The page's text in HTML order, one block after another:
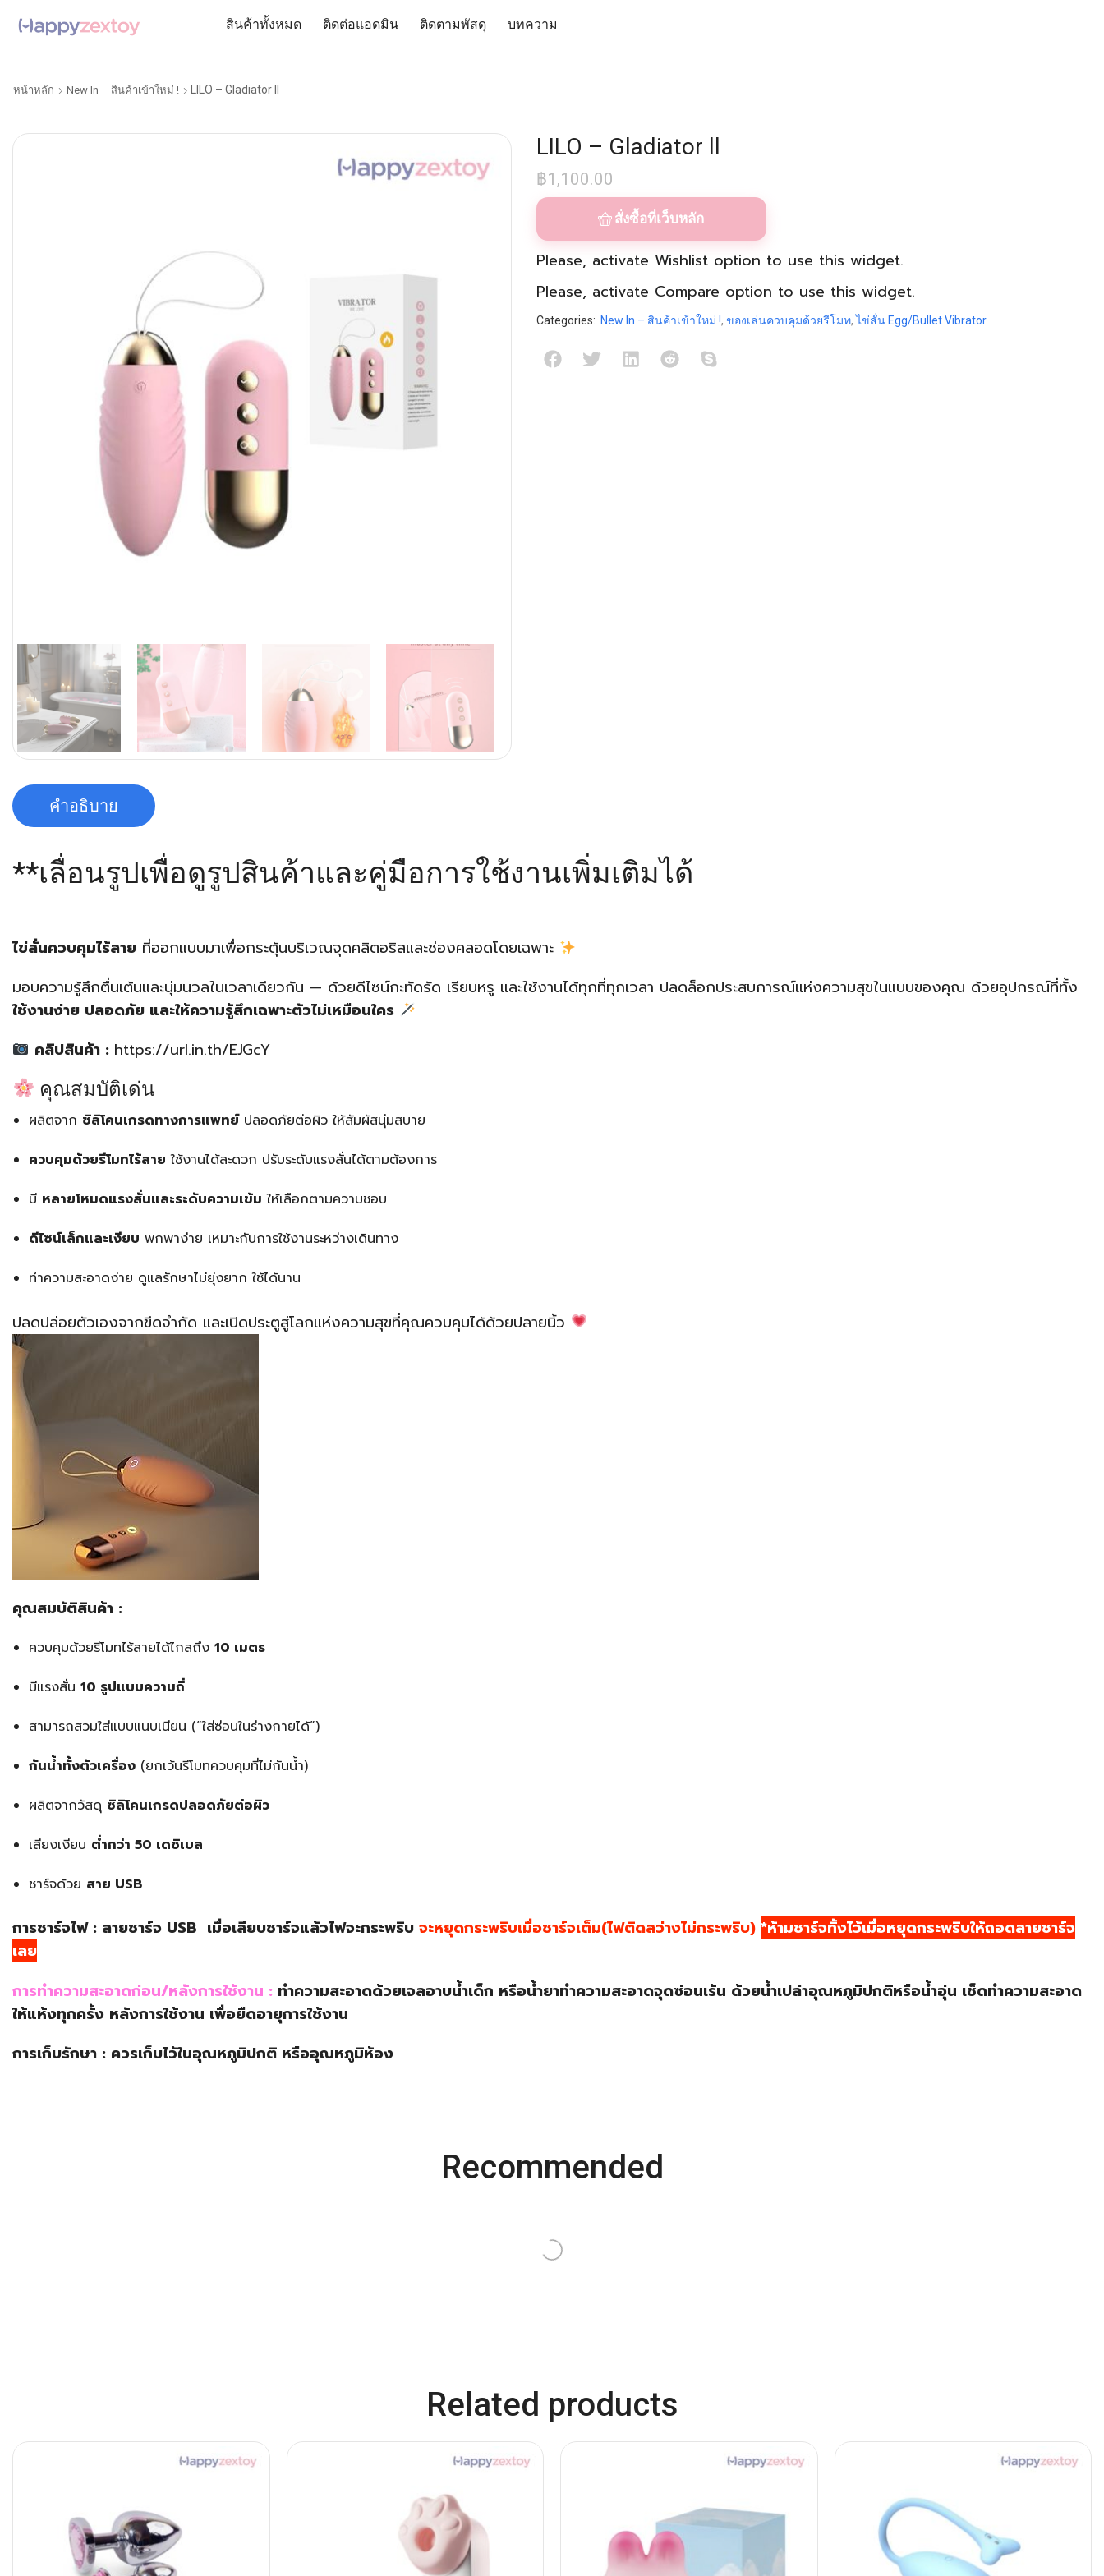
สินค้าทั้งหมด ติดต่อแอดมิน ติดตามพัสดุ บทความ
หน้าหลัก New In – สินค้าเข้าใหม่ ! LILO – Gladiator ll
LILO – Gladiator ll
฿1,100.00
สั่งซื้อที่เว็บหลัก
Please, activate Wishlistoption to use this widget.
Please, activate Compare option to use this widget.
Categories: New In – สินค้าเข้าใหม่ !, ของเล่นควบคุมด้วยรีโมท,ไข่สั่น Egg/Bullet Vibrator
คำอธิบาย
**เลื่อนรูปเพื่อดูรูปสินค้าและคู่มือการใช้งานเพิ่มเติมได้
ไข่สั่นควบคุมไร้สาย ที่ออกแบบมาเพื่อกระตุ้นบริเวณจุดคลิตอริสและช่องคลอดโดยเฉพาะ
มอบความรู้สึกตื่นเต้นและนุ่มนวลในเวลาเดียวกัน — ด้วยดีไซน์กะทัดรัด เรียบหรู และใช้งานได้ทุกที่ทุกเวลา ปลดล็อกประสบการณ์แห่งความสุขในแบบของคุณ ด้วยอุปกรณ์ที่ทั้ง
ใช้งานง่าย ปลอดภัย และให้ความรู้สึกเฉพาะตัวไม่เหมือนใคร
คลิปสินค้า : https://url.in.th/EJGcY
คุณสมบัติเด่น
ผลิตจาก ซิลิโคนเกรดทางการแพทย์ปลอดภัยต่อผิว ให้สัมผัสนุ่มสบาย
ควบคุมด้วยรีโมทไร้สาย ใช้งานได้สะดวก ปรับระดับแรงสั่นได้ตามต้องการ
มี หลายโหมดแรงสั่นและระดับความเข้ม ให้เลือกตามความชอบ
ดีไซน์เล็กและเงียบ พกพาง่าย เหมาะกับการใช้งานระหว่างเดินทาง
ทำความสะอาดง่าย ดูแลรักษาไม่ยุ่งยาก ใช้ได้นาน
ปลดปล่อยตัวเองจากขีดจำกัด และเปิดประตูสู่โลกแห่งความสุขที่คุณควบคุมได้ด้วยปลายนิ้ว
คุณสมบัติสินค้า :
ควบคุมด้วยรีโมทไร้สายได้ไกลถึง 10 เมตร
มีแรงสั่น 10 รูปแบบความถี่
สามารถสวมใส่แบบแนบเนียน (“ใส่ซ่อนในร่างกายได้”)
กันน้ำทั้งตัวเครื่อง (ยกเว้นรีโมทควบคุมที่ไม่กันน้ำ)
ผลิตจากวัสดุ ซิลิโคนเกรดปลอดภัยต่อผิว
เสียงเงียบ ต่ำกว่า 50 เดซิเบล
ชาร์จด้วย สาย USB
การชาร์จไฟ : สายชาร์จ USB เมื่อเสียบชาร์จแล้วไฟจะกระพริบ จะหยุดกระพริบเมื่อชาร์จเต็ม(ไฟติดสว่างไม่กระพริบ) *ห้ามชาร์จทิ้งไว้เมื่อหยุดกระพริบให้ถอดสายชาร์จ
เลย
การทำความสะอาดก่อน/หลังการใช้งาน : ทำความสะอาดด้วยเจลอาบน้ำเด็ก หรือน้ำยาทำความสะอาดจุดซ่อนเร้น ด้วยน้ำเปล่าอุณหภูมิปกติหรือน้ำอุ่น เช็ดทำความสะอาด
ให้แห้งทุกครั้ง หลังการใช้งาน เพื่อยืดอายุการใช้งาน
การเก็บรักษา : ควรเก็บไว้ในอุณหภูมิปกติ หรืออุณหภูมิห้อง
Recommended
฿1,490.00
สั่งซื้อที่เว็บหลัก
Anal Bead Stick Vibrator – MICHAEL
1,190.00
สั่งซื้อที่เว็บหลัก
฿990.00
สั่งซื้อที่เว็บหลัก
Anal Plug (Size M)
250.00
สั่งซื้อที่เว็บหลัก